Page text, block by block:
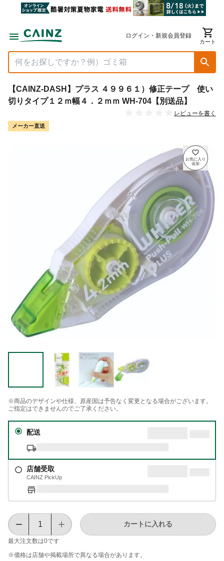
ログイン・新規会員登録
カート
【CAINZ-DASH】プラス ４９９６１）修正テープ 使い
切りタイプ１２ｍ幅４．２ｍｍ WH-704【別送品】
レビューを書く
メーカー直送
※商品のデザインや仕様、原産国は予告なく変更となる場合がございます。
ご指定はできませんのでご了承ください。
配送
店舗受取
CAINZ PickUp
最大注文数は0です
カートに入れる
※価格は​店舗や​掲載場所で​異なる​場合が​あります。